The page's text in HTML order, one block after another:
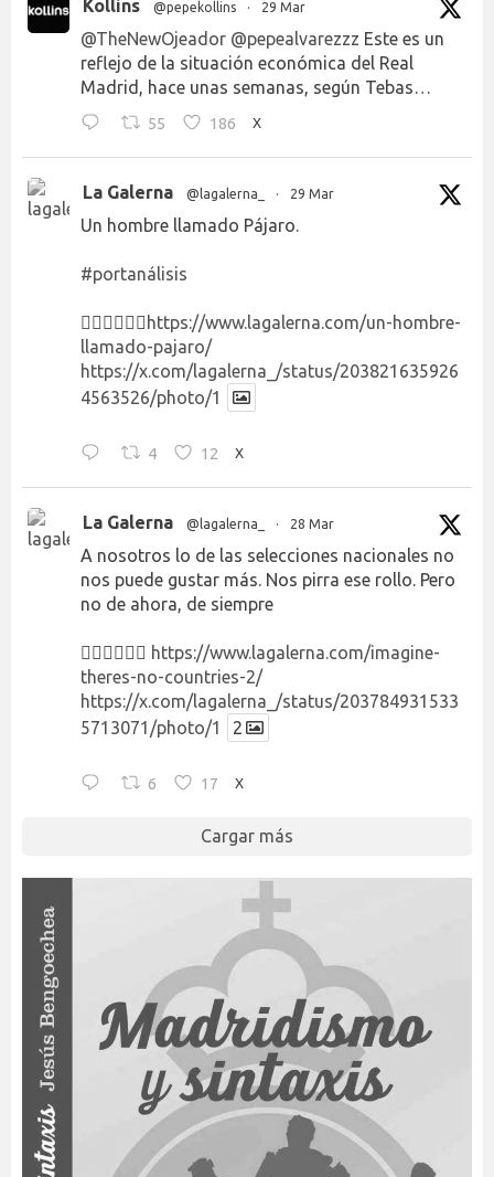
Kollins @pepekollins · 29 Mar
@TheNewOjeador @pepealvarezzz Este es un
reflejo de la situación económica del Real
Madrid, hace unas semanas, según Tebas…
55 186 X
La Galerna @lagalerna_ · 29 Mar
Un hombre llamado Pájaro.
#portanálisis
👉🏻👉🏻👉🏻 https://www.lagalerna.com/un-hombre-
llamado-pajaro/
https://x.com/lagalerna_/status/203821635926
4563526/photo/1
4 12 X
La Galerna @lagalerna_ · 28 Mar
A nosotros lo de las selecciones nacionales no
nos puede gustar más. Nos pirra ese rollo. Pero
no de ahora, de siempre
👉🏻👉🏻👉🏻 https://www.lagalerna.com/imagine-
theres-no-countries-2/
https://x.com/lagalerna_/status/203784931533
5713071/photo/1
2
6 17 X
Cargar más